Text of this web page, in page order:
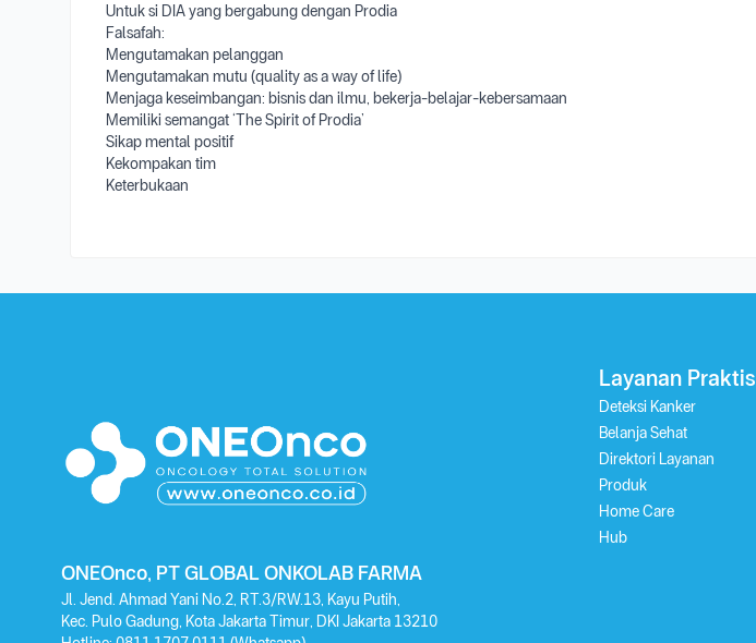
Untuk si DIA yang bergabung dengan Prodia
Falsafah:
Mengutamakan pelanggan
Mengutamakan mutu (quality as a way of life)
Menjaga keseimbangan: bisnis dan ilmu, bekerja-belajar-kebersamaan
Memiliki semangat ‘The Spirit of Prodia’
Sikap mental positif
Kekompakan tim
Keterbukaan
ONEOnco, PT GLOBAL ONKOLAB FARMA
Jl. Jend. Ahmad Yani No.2, RT.3/RW.13, Kayu Putih,
Kec. Pulo Gadung, Kota Jakarta Timur, DKI Jakarta 13210
Layanan Praktis
Deteksi Kanker
Belanja Sehat
Direktori Layanan
Produk
Home Care
Hub